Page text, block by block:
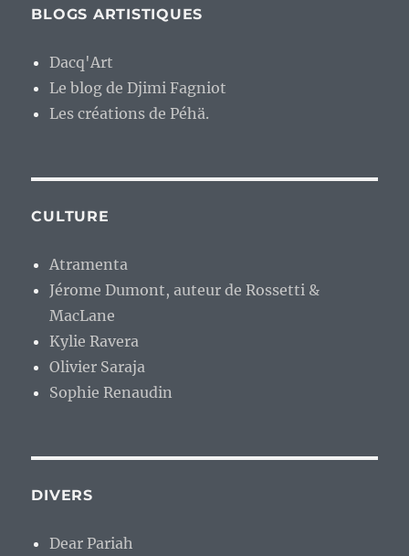
BLOGS ARTISTIQUES
Dacq'Art
Le blog de Djimi Fagniot
Les créations de Péhä.
CULTURE
Atramenta
Jérome Dumont, auteur de Rossetti &
MacLane
Kylie Ravera
Olivier Saraja
Sophie Renaudin
DIVERS
Dear Pariah